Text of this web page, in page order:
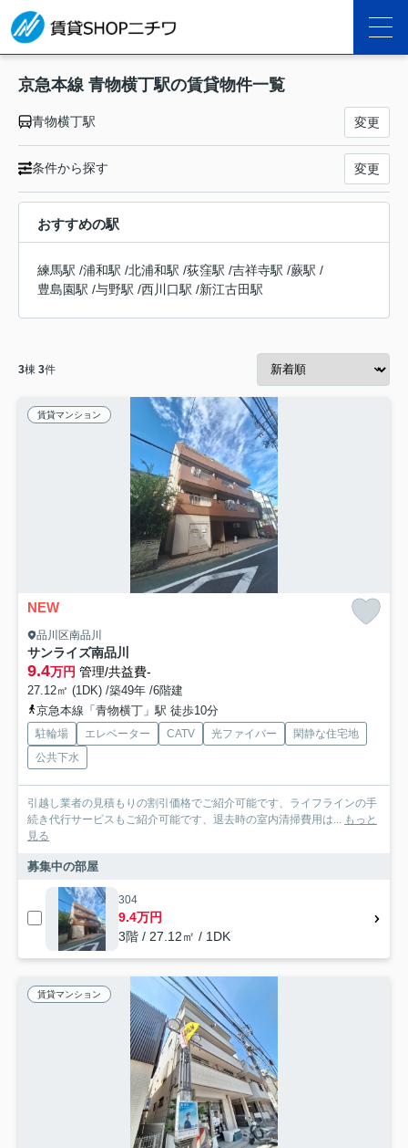
京急本線 青物横丁駅の賃貸物件一覧
青物横丁駅 変更
条件から探す 変更
おすすめの駅
練馬駅 /浦和駅 /北浦和駅 /荻窪駅 /吉祥寺駅 /蕨駅 /
豊島園駅 /与野駅 /西川口駅 /新江古田駅
3棟 3件
賃貸マンション
NEW
品川区南品川
サンライズ南品川
9.4万円 管理/共益費-
27.12㎡ (1DK) /築49年 /6階建
京急本線「青物横丁」駅 徒歩10分
駐輪場 エレベーター CATV 光ファイバー
閑静な住宅地
公共下水
引越し業者の見積もりの割引価格でご紹介可能です、ライフラインの手
続き代行サービスもご紹介可能です、退去時の室内清掃費用は...
もっと
見る
募集中の部屋
304
9.4万円
3階 / 27.12㎡ / 1DK
賃貸マンション